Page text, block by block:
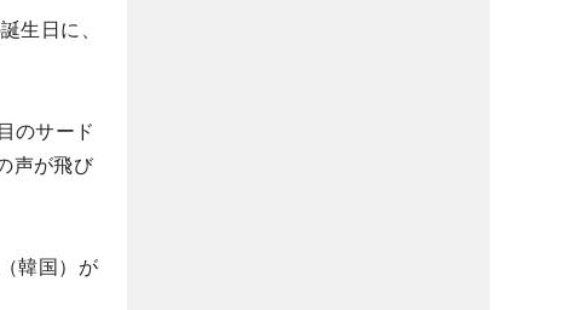
生日に、
のサード
声が飛び
韓国）が